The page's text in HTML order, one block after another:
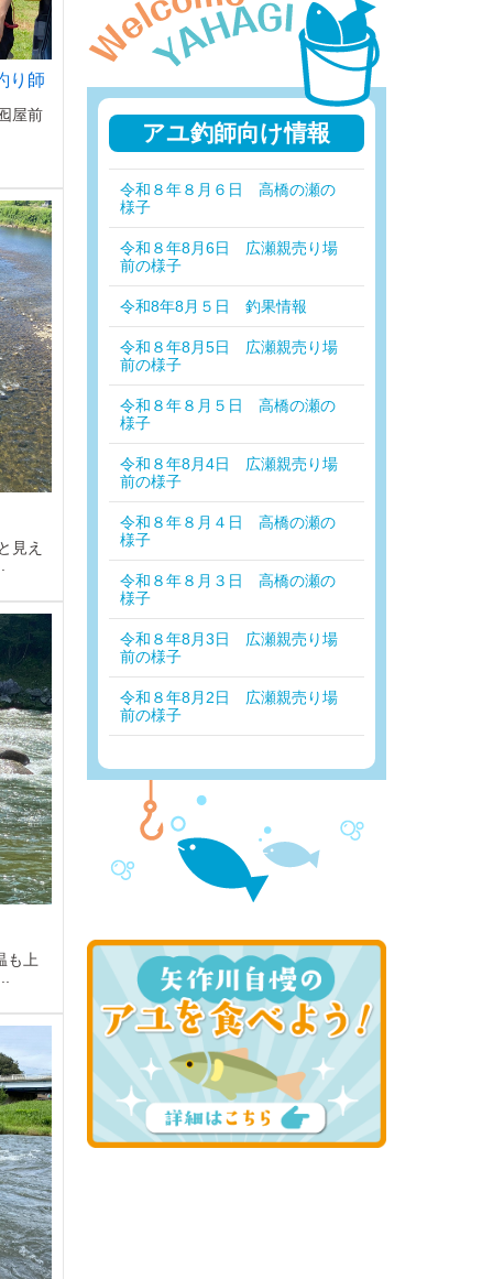
り師
屋前
見え
も上
アユ釣師向け情報
令和８年８月６日 高橋の瀬の
様子
令和８年8月6日 広瀬親売り場
前の様子
令和8年8月５日 釣果情報
令和８年8月5日 広瀬親売り場
前の様子
令和８年８月５日 高橋の瀬の
様子
令和８年8月4日 広瀬親売り場
前の様子
令和８年８月４日 高橋の瀬の
様子
令和８年８月３日 高橋の瀬の
様子
令和８年8月3日 広瀬親売り場
前の様子
令和８年8月2日 広瀬親売り場
前の様子